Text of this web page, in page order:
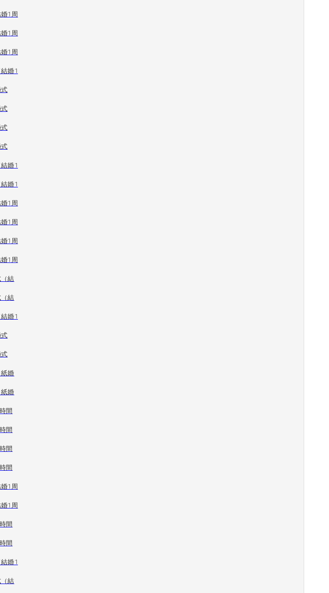
1周
1周
1周
婚1
婚1
婚1
1周
1周
1周
1周
結
結
婚1
婚
婚
間
間
間
間
1周
1周
間
間
婚1
結